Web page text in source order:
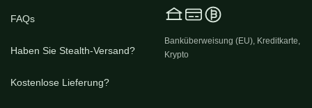
FAQs
Haben Sie Stealth-Versand?
Kostenlose Lieferung?
Banküberweisung (EU), Kreditkarte,
Krypto